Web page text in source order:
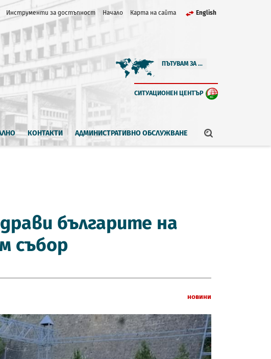
Инструменти за достъпност Начало Карта на сайта English
ПЪТУВАМ ЗА ...
СИТУАЦИОНЕН ЦЕНТЪР
КОНТАКТИ АДМИНИСТРАТИВНО ОБСЛУЖВАНЕ
българите на
събор
Новини